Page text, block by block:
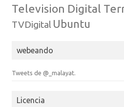
Television Digital
TVDigital Ubuntu
webeando
Tweets de @_malayat.
Licencia